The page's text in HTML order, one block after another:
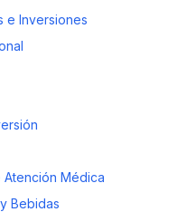
e Inversiones
Atención Médica
Bebidas